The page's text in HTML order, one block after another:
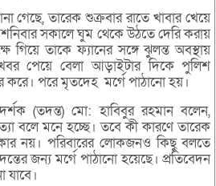
গেছে, তারেক শুক্রবার রাতে খাবার খেয়ে
সকালে ঘুম থেকে উঠতে দেরি করায়
গিয়ে তাকে ফ্যানের সঙ্গে ঝুলন্ত অবস্থায়
খবর পেয়ে বেলা আড়াইটার দিকে পুলিশ
করে। পরে মৃতদেহ মর্গে পাঠানো হয়।
(তদন্ত) মো: হাবিবুর রহমান বলেন,
বলে মনে হচ্ছে। তবে কী কারণে তারেক
নয়। পরিবারের লোকজনও কিছু বলতে
জন্য মর্গে পাঠানো হয়েছে। প্রতিবেদন
যাবে।